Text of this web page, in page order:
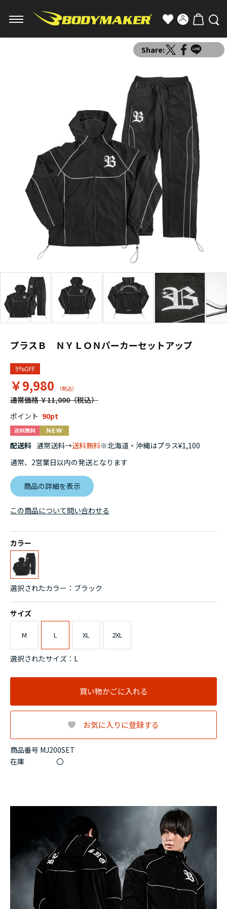
Share:
プラスＢ ＮＹＬＯＮパーカーセットアップ
9%OFF
￥9,980
通常価格 ￥11,000
商品番号 MJ200SET
ポイント 90
在庫 〇
配送料 通常送料→送料無料※北海道・沖縄はプラス¥1,100
通常、2営業日以内の発送となります
商品の詳細を表示
カラー
選択されたカラー：ブラック
サイズ
M L XL 2XL
選択されたサイズ：L
買い物かごに入れる
お気に入りに登録する
この商品について問い合わせる